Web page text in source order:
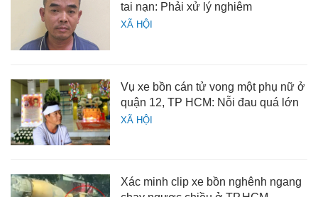
XÃ HỘI
tai nạn: Phải xử lý nghiêm
XÃ HỘI
Vụ xe bồn cán tử vong một phụ nữ ở
quận 12, TP HCM: Nỗi đau quá lớn
Xác minh clip xe bồn nghênh ngang